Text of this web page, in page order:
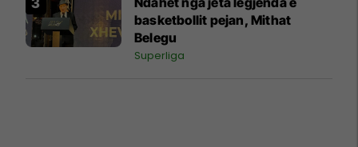
basketbollit pejan, Mithat
Belegu
Superliga